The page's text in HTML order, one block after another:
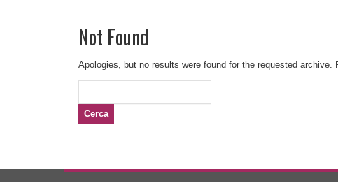
Not Found
Apologies, but no results were found for the requested